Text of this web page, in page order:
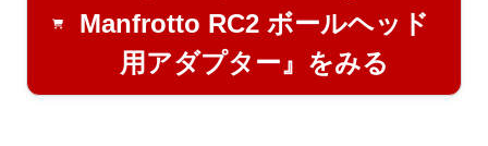
Manfrotto RC2 ボールヘッド
用アダプター』をみる